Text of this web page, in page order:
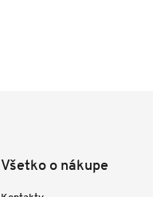
Všetko o nákupe